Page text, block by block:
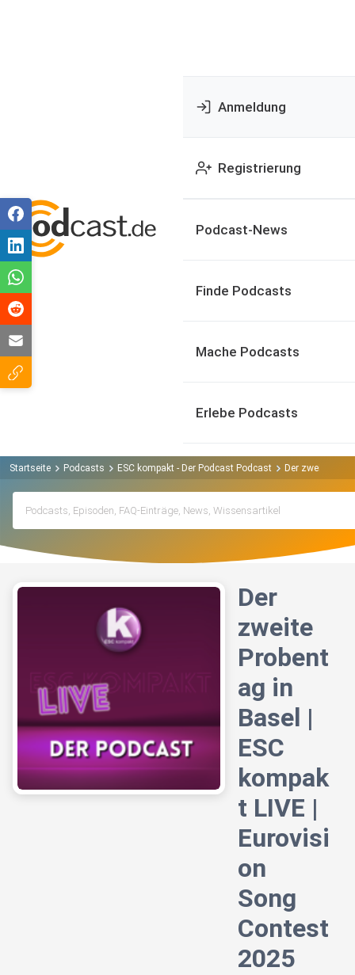
Anmeldung
Registrierung
Podcast-News
Finde Podcasts
Mache Podcasts
Erlebe Podcasts
Startseite Podcasts ESC kompakt - Der Podcast Podcast Der zweite
Der
zweite
Probent
ag in
Basel |
ESC
kompak
t LIVE |
Eurovisi
on
Song
Contest
2025